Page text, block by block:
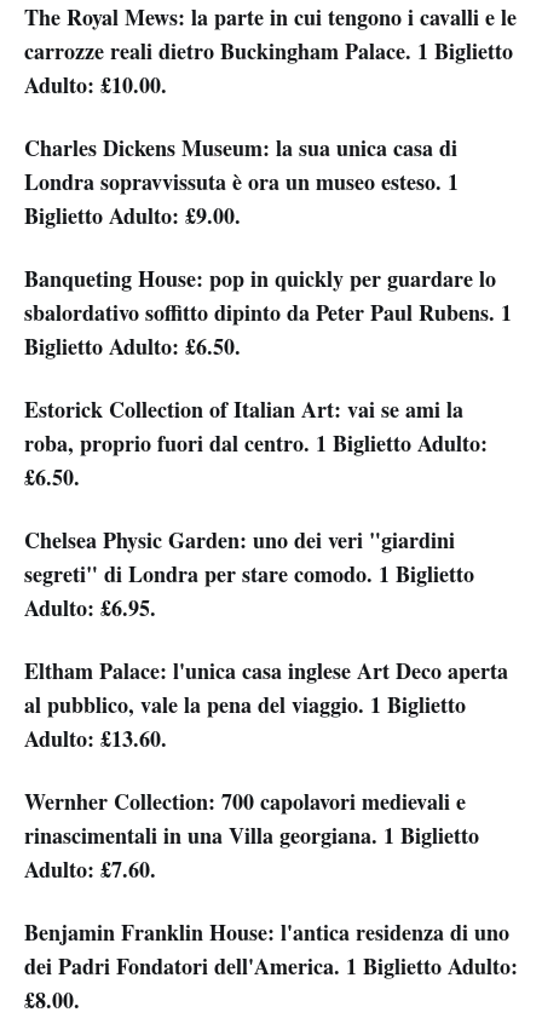
The Royal Mews: la parte in cui tengono i cavalli e le
carrozze reali dietro Buckingham Palace. 1 Biglietto
Adulto: £10.00.
Charles Dickens Museum: la sua unica casa di
Londra sopravvissuta è ora un museo esteso. 1
Biglietto Adulto: £9.00.
Banqueting House: pop in quickly per guardare lo
sbalordativo soffitto dipinto da Peter Paul Rubens. 1
Biglietto Adulto: £6.50.
Estorick Collection of Italian Art: vai se ami la
roba, proprio fuori dal centro. 1 Biglietto Adulto:
£6.50.
Chelsea Physic Garden: uno dei veri "giardini
segreti" di Londra per stare comodo. 1 Biglietto
Adulto: £6.95.
Eltham Palace: l'unica casa inglese Art Deco aperta
al pubblico, vale la pena del viaggio. 1 Biglietto
Adulto: £13.60.
Wernher Collection: 700 capolavori medievali e
rinascimentali in una Villa georgiana. 1 Biglietto
Adulto: £7.60.
Benjamin Franklin House: l'antica residenza di uno
dei Padri Fondatori dell'America. 1 Biglietto Adulto:
£8.00.